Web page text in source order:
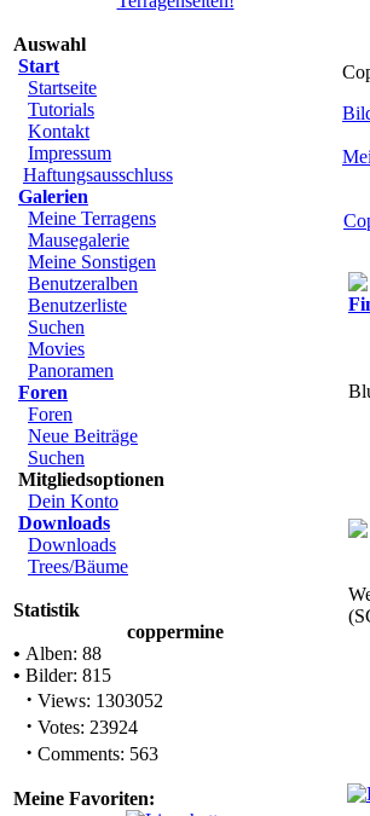
Auswahl
Start
Startseite
Tutorials
Kontakt
Impressum
Haftungsausschluss
Galerien
Meine Terragens
Mausegalerie
Meine Sonstigen
Benutzeralben
Benutzerliste
Suchen
Movies
Panoramen
Foren
Foren
Neue Beiträge
Suchen
Mitgliedsoptionen
Dein Konto
Downloads
Downloads
Trees/Bäume
Statistik
coppermine
• Alben: 88
• Bilder: 815
· Views: 1303052
· Votes: 23924
· Comments: 563
Meine Favoriten: